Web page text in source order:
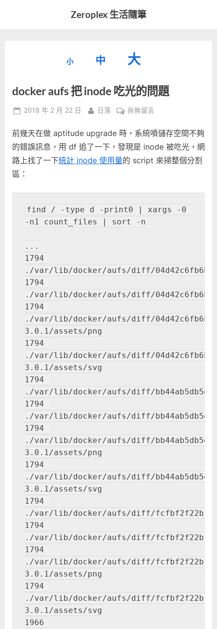
Zeroplex 生活隨筆
發
活
事
小
型
小。
中
重
字
型
大
小。
大
大
字
型
大
docker aufs 把 inode 吃光的問題
Posted
2018 年 2 月 22 日 By
日落
在
aufs
把
inode
吃
題〉
中
尚無留言
前幾天在做 aptitude upgrade 時，系統噴儲存空間不夠
的錯誤訊息，用 df 追了一下，發現是 inode 被吃光，網
路上找了一下統計 inode 使用量的 script 來掃整個分割
區：
find / -type d -print0 | xargs -0
-n1 count_files | sort -n
...
1794
./var/lib/docker/aufs/diff/
1794
./var/lib/docker/aufs/diff/
1794
./var/lib/docker/aufs/diff/
3.0.1/assets/png
1794
./var/lib/docker/aufs/diff/
3.0.1/assets/svg
1794
./var/lib/docker/aufs/diff/
1794
./var/lib/docker/aufs/diff/
1794
./var/lib/docker/aufs/diff/
3.0.1/assets/png
1794
./var/lib/docker/aufs/diff/
3.0.1/assets/svg
1794
./var/lib/docker/aufs/diff/
1794
./var/lib/docker/aufs/diff/
1794
./var/lib/docker/aufs/diff/
3.0.1/assets/png
1794
./var/lib/docker/aufs/diff/
3.0.1/assets/svg
1966